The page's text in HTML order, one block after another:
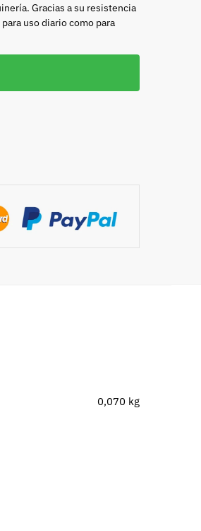
Gracias a su resistencia
uso diario como para
0,070 kg